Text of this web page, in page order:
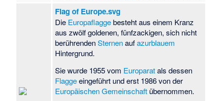
Flag of Europe.svg
Die Europaflaggebesteht aus einem Kranz
aus zwölf goldenen, fünfzackigen, sich nicht
berührendenSternenaufazurblauem
Hintergrund.
Sie wurde 1955 vom Europaratals dessen
Flaggeeingeführt und erst 1986 von der
Europäischen Gemeinschaft übernommen.